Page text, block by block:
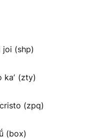
joi (shp)
kaʼ (zty)
(zpq)
(box)